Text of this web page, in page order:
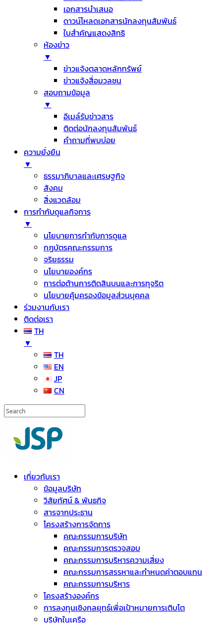
เอกสารนำเสนอ
ดาวน์โหลดเอกสารนักลงทุนสัมพันธ์
ใบสำคัญแสดงสิทธิ
ห้องข่าว
▼
ข่าวแจ้งตลาดหลักทรัพย์
ข่าวแจ้งสื่อมวลชน
สอบถามข้อมูล
▼
อีเมล์รับข่าวสาร
ติดต่อนักลงทุนสัมพันธ์
คำถามที่พบบ่อย
ความยั่งยืน
▼
ธรรมาภิบาลและเศรษฐกิจ
สังคม
สิ่งแวดล้อม
การกำกับดูแลกิจการ
▼
นโยบายการกำกับการดูแล
กฏบัตรคณะกรรมการ
จริยธรรม
นโยบายองค์กร
การต่อต้านการติดสินบนและการทุจริต
นโยบายคุ้มครองข้อมูลส่วนบุคคล
ร่วมงานกับเรา
ติดต่อเรา
TH
▼
TH
EN
JP
CN
เกี่ยวกับเรา
ข้อมูลบริษัท
วิสัยทัศน์ & พันธกิจ
สารจากประธาน
โครงสร้างการจัดการ
คณะกรรมการบริษัท
คณะกรรมการตรวจสอบ
คณะกรรมการบริหารความเสี่ยง
คณะกรรมการสรรหาและกำหนดค่าตอบแทน
คณะกรรมการบริหาร
โครงสร้างองค์กร
การลงทุนเชิงกลยุทธ์เพื่อเป้าหมายการเติบโต
บริษัทในเครือ